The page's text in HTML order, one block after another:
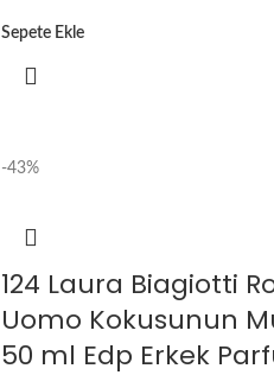
Sepete Ekle
-43%
124 Laura Biagiotti
Uomo Kokusunun
50 ml Edp Erkek